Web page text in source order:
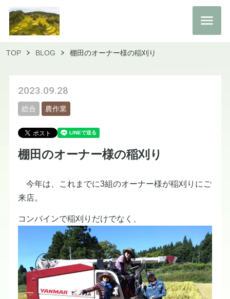
TOP BLOG 棚田のオーナー様の稲刈り
2023.09.28
総合 農作業
棚田のオーナー様の稲刈り
今年は、これまでに3組のオーナー様が稲刈りにご
来店。
コンバインで稲刈りだけでなく、